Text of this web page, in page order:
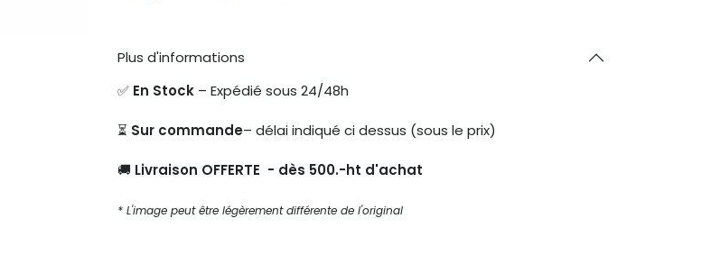
Plus d'informations
✅ En Stock – Expédié sous 24/48h
⏳ Sur commande– délai indiqué ci dessus (sous le prix)
🚚 Livraison OFFERTE - dès 500.-ht d'achat
* L'image peut être légèrement différente de l'original